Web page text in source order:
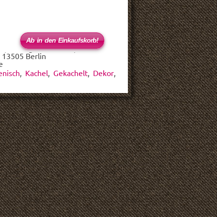
(haftungsbeschränkt)
13505 Berlin
Kachel Gekachelt, Dekor